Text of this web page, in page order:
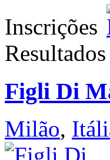
Inscrições
Figli Di
Milão,